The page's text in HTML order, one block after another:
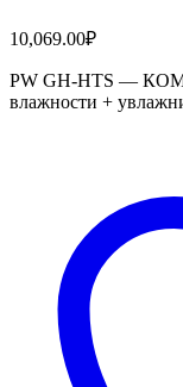
10,069.00₽
PW GH-HTS —
влажности +